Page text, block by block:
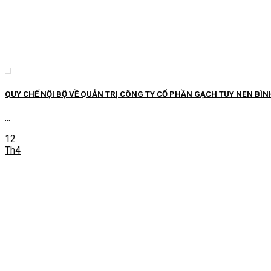
QUY CHẾ NỘI BỘ VỀ QUẢN TRỊ CÔNG TY CỔ PHẦN GẠCH TUY NEN
...
12
Th4